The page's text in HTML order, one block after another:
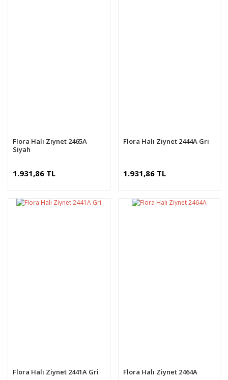
Flora Halı Ziynet 2465A
Siyah
1.931,86 TL
Flora Halı Ziynet 2444A Gri
1.931,86 TL
Flora Halı Ziynet 2441A Gri Flora Halı Ziynet 2464A